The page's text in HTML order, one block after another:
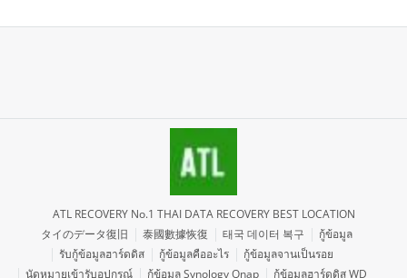
ATL RECOVERY No.1 THAI DATA RECOVERY BEST LOCATION
タイのデータ復旧
泰國數據恢復 태국 데이터 복구
กู้ข้อมูล
รับกู้ข้อมูลฮาร์ดดิส
กู้ข้อมูลคืออะไร
กู้ข้อมูลจานเป็นรอย
นัดหมายเข้ารับอุปกรณ์
กู้ข้อมูล Synology Qnap กู้ข้อมูลฮาร์ดดิส WD